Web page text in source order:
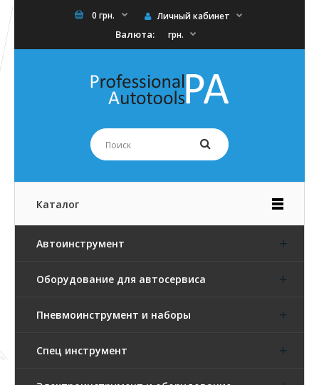
0 грн. Личный кабинет
Валюта: грн.
Каталог
Автоинструмент
Оборудование для автосервиса
Пневмоинструмент и наборы
Спец инструмент